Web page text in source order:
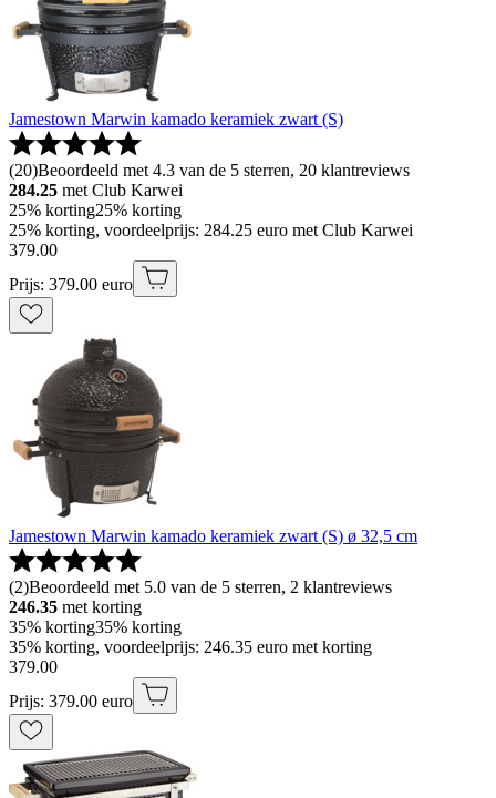
Jamestown Marwin kamado keramiek zwart (S)
(20)Beoordeeld met 4.3 van de 5 sterren, 20 klantreviews
284.25 met Club Karwei
25% korting25% korting
25% korting, voordeelprijs: 284.25 euro met Club Karwei
379.00
Prijs: 379.00 euro
Jamestown Marwin kamado keramiek zwart (S) ø 32,5 cm
(2)Beoordeeld met 5.0 van de 5 sterren, 2 klantreviews
246.35 met korting
35% korting35% korting
35% korting, voordeelprijs: 246.35 euro met korting
379.00
Prijs: 379.00 euro